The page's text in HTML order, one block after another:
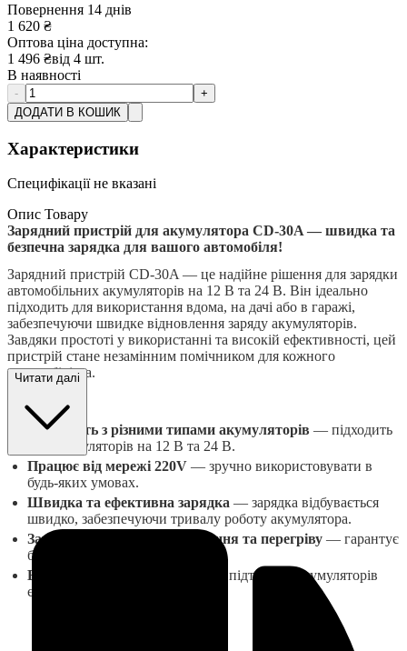
Повернення 14 днів
1 620 ₴
Оптова ціна доступна:
1 496 ₴від 4 шт.
В наявності
-
+
ДОДАТИ В КОШИК
Характеристики
Специфікації не вказані
Опис Товару
Зарядний пристрій для акумулятора CD-30A — швидка та
безпечна зарядка для вашого автомобіля!
Зарядний пристрій CD-30A — це надійне рішення для зарядки
автомобільних акумуляторів на 12 В та 24 В. Він ідеально
підходить для використання вдома, на дачі або в гаражі,
забезпечуючи швидке відновлення заряду акумуляторів.
Завдяки простоті у використанні та високій ефективності, цей
пристрій стане незамінним помічником для кожного
автомобіліста.
Сумісність з різними типами акумуляторів — підходить
для акумуляторів на 12 В та 24 В.
Працює від мережі 220V — зручно використовувати в
будь-яких умовах.
Швидка та ефективна зарядка — зарядка відбувається
швидко, забезпечуючи тривалу роботу акумулятора.
Захист від короткого замикання та перегріву — гарантує
безпеку під час роботи.
Висока зарядна потужність
— підтримка акумуляторів
ємністю до 400 Ач.
Читати далі